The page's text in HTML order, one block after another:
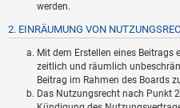
werden.
2. EINRÄUMUNG VON
Mit dem Erstellen eines Beitrags
zeitlich und räumlich
Beitrag im Rahmen des Boards
Das Nutzungsrecht nach Punkt